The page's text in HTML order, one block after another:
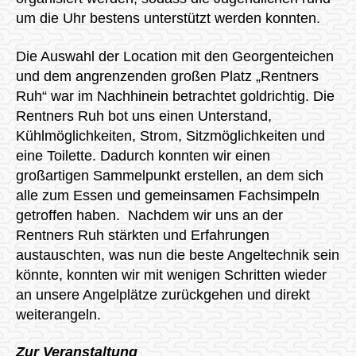
um die Uhr bestens unterstützt werden konnten.
Die Auswahl der Location mit den Georgenteichen
und dem angrenzenden großen Platz „Rentners
Ruh“ war im Nachhinein betrachtet goldrichtig. Die
Rentners Ruh bot uns einen Unterstand,
Kühlmöglichkeiten, Strom, Sitzmöglichkeiten und
eine Toilette. Dadurch konnten wir einen
großartigen Sammelpunkt erstellen, an dem sich
alle zum Essen und gemeinsamen Fachsimpeln
getroffen haben. Nachdem wir uns an der
Rentners Ruh stärkten und Erfahrungen
austauschten, was nun die beste Angeltechnik sein
könnte, konnten wir mit wenigen Schritten wieder
an unsere Angelplätze zurückgehen und direkt
weiterangeln.
Zur Veranstaltung